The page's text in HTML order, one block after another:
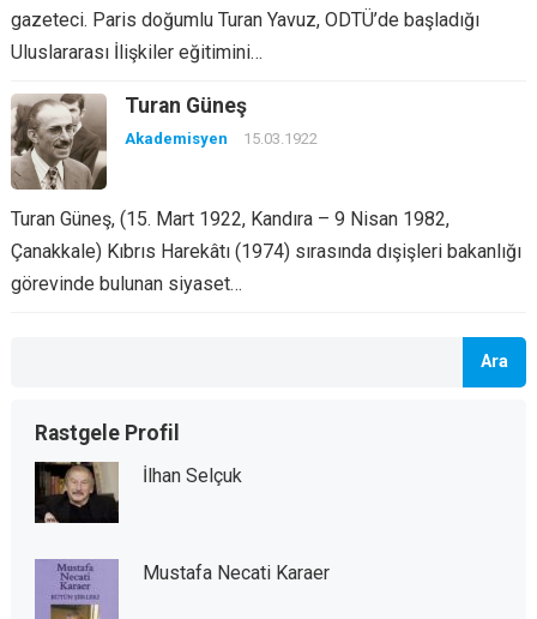
gazeteci. Paris doğumlu Turan Yavuz, ODTÜ’de başladığı
Uluslararası İlişkiler eğitimini…
Turan Güneş
Akademisyen 15.03.1922
Turan Güneş, (15. Mart 1922, Kandıra – 9 Nisan 1982,
Çanakkale) Kıbrıs Harekâtı (1974) sırasında dışişleri bakanlığı
görevinde bulunan siyaset…
Ara
Rastgele Profil
İlhan Selçuk
Mustafa Necati Karaer